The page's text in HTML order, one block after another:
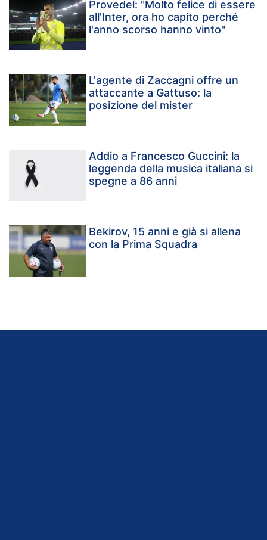
Provedel: "Molto felice di essere
all'Inter, ora ho capito perché
l'anno scorso hanno vinto"
L'agente di Zaccagni offre un
attaccante a Gattuso: la
posizione del mister
Addio a Francesco Guccini: la
leggenda della musica italiana si
spegne a 86 anni
Bekirov, 15 anni e già si allena
con la Prima Squadra